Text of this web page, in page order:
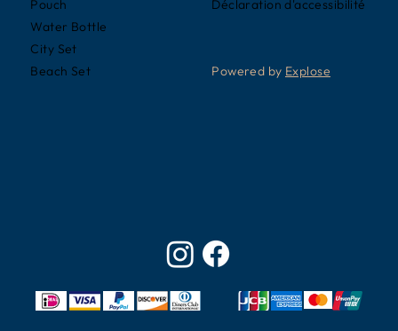
Pouch
Water Bottle
City Set
Beach Set
Déclaration d'accessibilité
Powered by Explose